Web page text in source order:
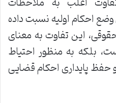
احکام اولیه نسبت داده
این تفاوت به معنای
بلکه به منظور احتیاط
حفظ پایداری احکام قضایی